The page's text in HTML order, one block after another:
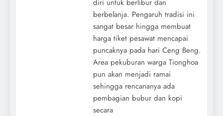
diri untuk berlibur dan
berbelanja. Pengaruh tradisi ini
sangat besar hingga membuat
harga tiket pesawat mencapai
puncaknya pada hari Ceng Beng.
Area pekuburan warga Tionghoa
pun akan menjadi ramai
sehingga rencananya ada
pembagian bubur dan kopi
secara